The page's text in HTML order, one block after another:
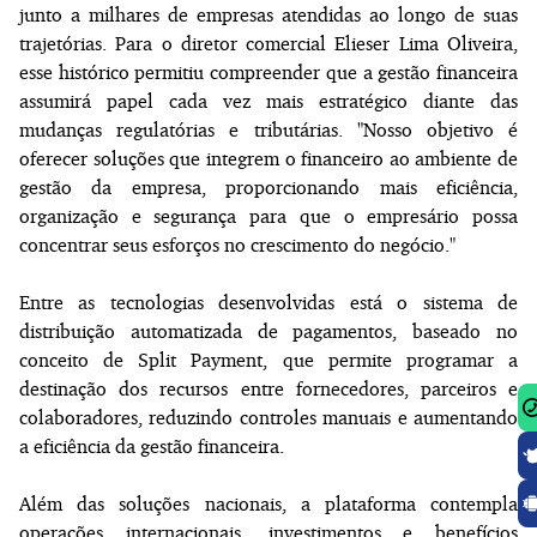
junto a milhares de empresas atendidas ao longo de suas
trajetórias. Para o diretor comercial Elieser Lima Oliveira,
esse histórico permitiu compreender que a gestão financeira
assumirá papel cada vez mais estratégico diante das
mudanças regulatórias e tributárias. "Nosso objetivo é
oferecer soluções que integrem o financeiro ao ambiente de
gestão da empresa, proporcionando mais eficiência,
organização e segurança para que o empresário possa
concentrar seus esforços no crescimento do negócio."
Entre as tecnologias desenvolvidas está o sistema de
distribuição automatizada de pagamentos, baseado no
conceito de Split Payment, que permite programar a
destinação dos recursos entre fornecedores, parceiros e
colaboradores, reduzindo controles manuais e aumentando
a eficiência da gestão financeira.
Além das soluções nacionais, a plataforma contempla
operações internacionais, investimentos e benefícios